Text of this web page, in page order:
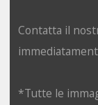
Contatta il
*Tutte le